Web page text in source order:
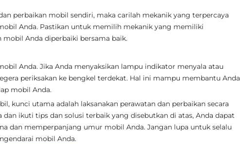
perbaikan mobil sendiri, maka carilah mekanik yang terpercaya
Anda. Pastikan untuk memilih mekanik yang memiliki
Anda diperbaiki bersama baik.
Anda. Jika Anda menyaksikan lampu indikator menyala atau
periksakan ke bengkel terdekat. Hal ini mampu membantu Anda
mobil Anda.
kunci utama adalah laksanakan perawatan dan perbaikan secara
ikuti tips dan solusi terbaik yang disebutkan di atas, Anda dapat
dan memperpanjang umur mobil Anda. Jangan lupa untuk selalu
mobil Anda.